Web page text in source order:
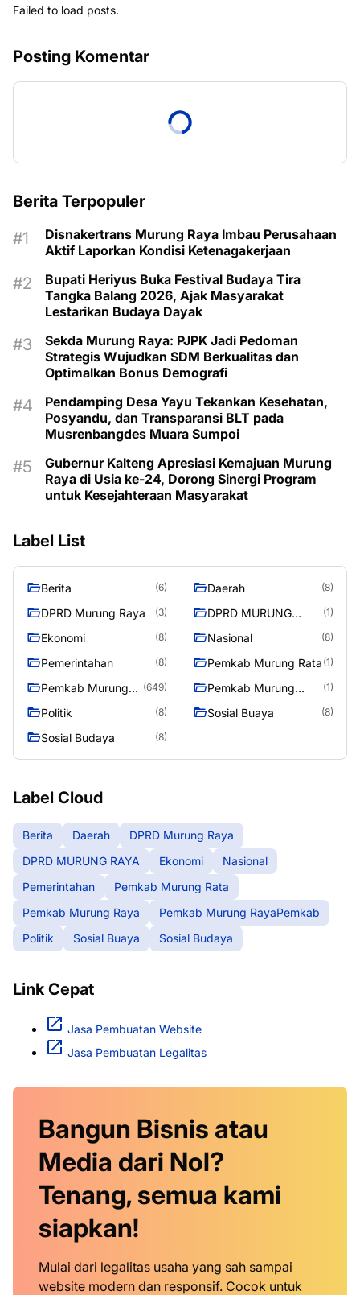
Failed to load posts.
Posting Komentar
Berita Terpopuler
Disnakertrans Murung Raya Imbau Perusahaan
Aktif Laporkan Kondisi Ketenagakerjaan
Bupati Heriyus Buka Festival Budaya Tira
Tangka Balang 2026, Ajak Masyarakat
Lestarikan Budaya Dayak
Sekda Murung Raya: PJPK Jadi Pedoman
Strategis Wujudkan SDM Berkualitas dan
Optimalkan Bonus Demografi
Pendamping Desa Yayu Tekankan Kesehatan,
Posyandu, dan Transparansi BLT pada
Musrenbangdes Muara Sumpoi
Gubernur Kalteng Apresiasi Kemajuan Murung
Raya di Usia ke-24, Dorong Sinergi Program
untuk Kesejahteraan Masyarakat
Label List
Berita (6) Daerah (8)
DPRD Murung Raya (3)
DPRD MURUNG
(1)
Ekonomi (8) Nasional (8)
Pemerintahan (8) Pemkab Murung Rata (1)
Pemkab Murung
(649)
Pemkab Murung
(1)
Politik (8) Sosial Buaya (8)
Sosial Budaya (8)
Label Cloud
Berita Daerah
DPRD Murung Raya
DPRD MURUNG RAYA
Ekonomi
Nasional
Pemerintahan
Pemkab Murung Rata
Pemkab Murung Raya
Pemkab Murung RayaPemkab
Politik
Sosial Buaya Sosial Budaya
Link Cepat
Jasa Pembuatan Website
Jasa Pembuatan Legalitas
Bangun Bisnis atau
Media dari Nol?
Tenang, semua kami
siapkan!
Mulai dari legalitas usaha yang sah sampai
website modern dan responsif. Cocok untuk